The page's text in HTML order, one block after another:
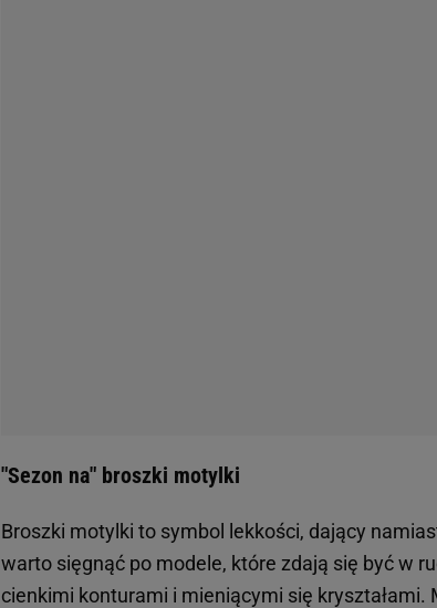
"Sezon na" broszki motylki
Broszki motylki to symbol lekkości, dający
warto sięgnąć po modele, które zdają się być w
cienkimi konturami i mieniącymi się